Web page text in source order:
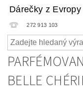
Dárečky z Evropy
272 913 103
BELLE